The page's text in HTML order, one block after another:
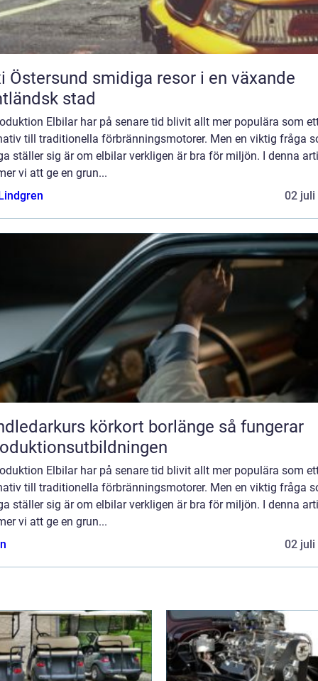
smidiga resor i en växande
stad
Elbilar har på senare tid blivit allt mer populära som
till traditionella förbränningsmotorer. Men en viktig fråga
ställer sig är om elbilar verkligen är bra för miljön. I denna
vi att ge en grun...
02 juli
körkort borlänge så fungerar
Elbilar har på senare tid blivit allt mer populära som
till traditionella förbränningsmotorer. Men en viktig fråga
ställer sig är om elbilar verkligen är bra för miljön. I denna
vi att ge en grun...
02 juli